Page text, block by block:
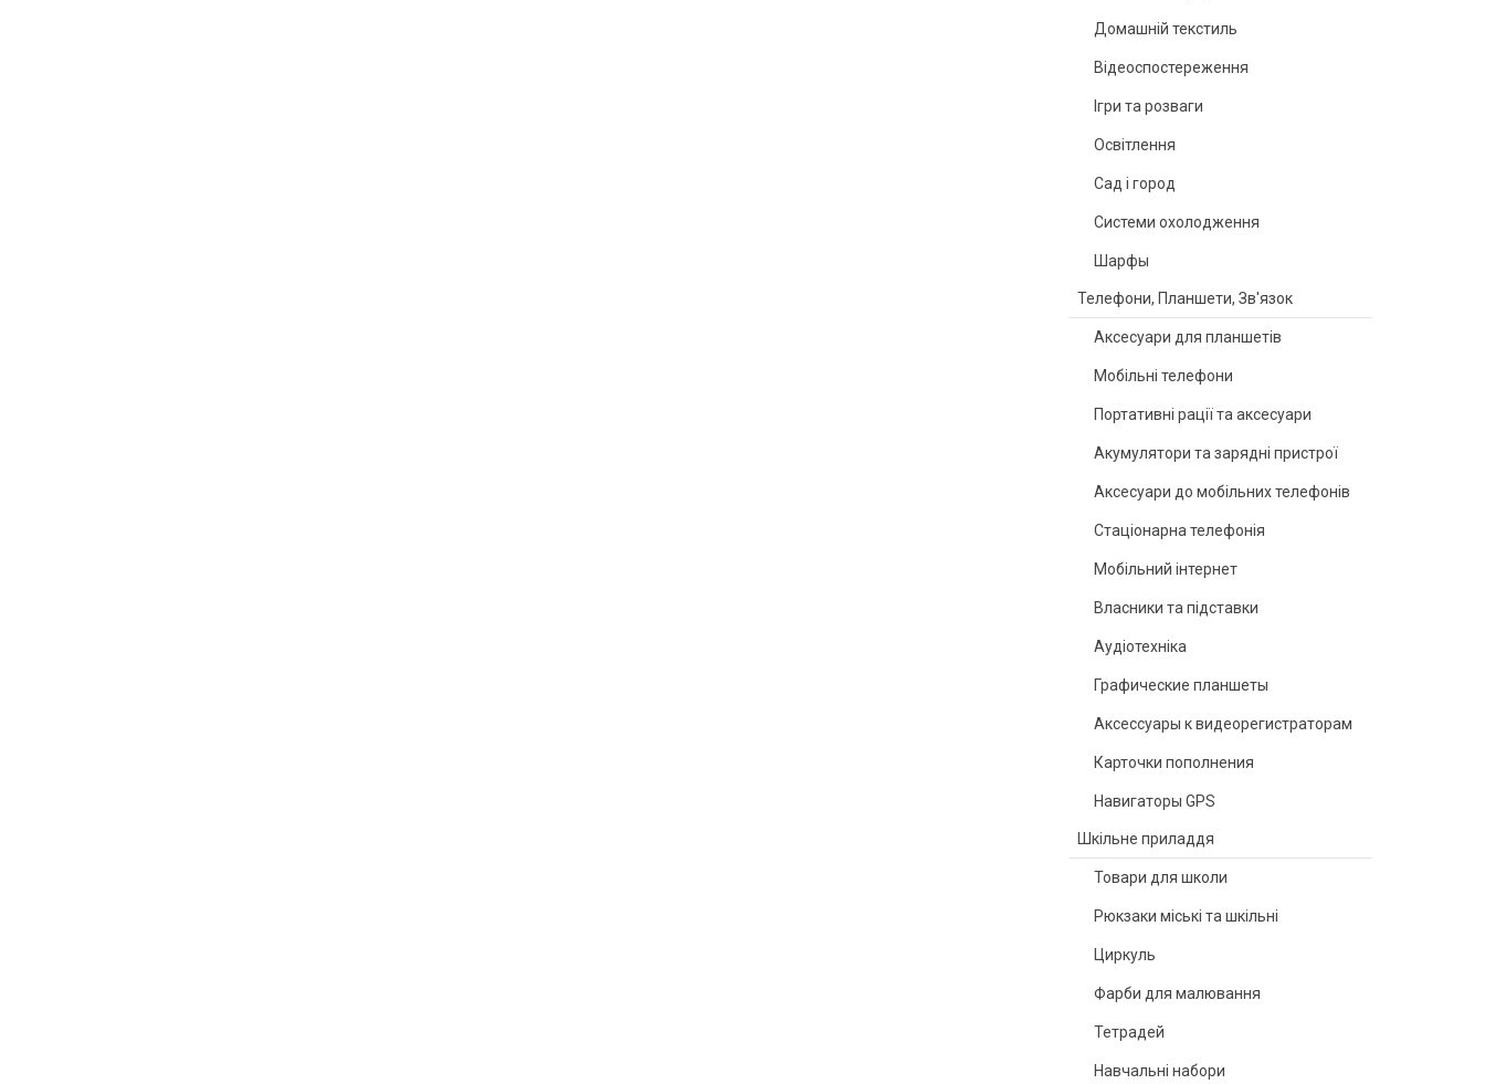
Домашній текстиль
Відеоспостереження
Ігри та розваги
Освітлення
Сад і город
Системи охолодження
Шарфы
Телефони, Планшети, Зв'язок
Аксесуари для планшетів
Мобільні телефони
Портативні рації та аксесуари
Акумулятори та зарядні пристрої
Аксесуари до мобільних телефонів
Стаціонарна телефонія
Мобільний інтернет
Власники та підставки
Аудіотехніка
Графические планшеты
Аксессуары к видеорегистраторам
Карточки пополнения
Навигаторы GPS
Шкільне приладдя
Товари для школи
Рюкзаки міські та шкільні
Циркуль
Фарби для малювання
Тетрадей
Навчальні набори